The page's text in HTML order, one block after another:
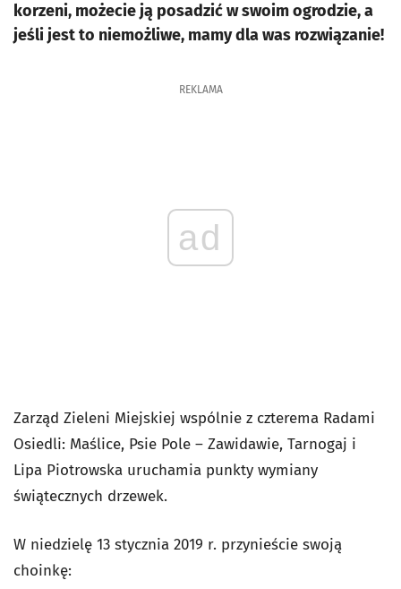
korzeni, możecie ją posadzić w swoim ogrodzie, a
jeśli jest to niemożliwe, mamy dla was rozwiązanie!
REKLAMA
ad
Zarząd Zieleni Miejskiej wspólnie z czterema Radami
Osiedli: Maślice, Psie Pole – Zawidawie, Tarnogaj i
Lipa Piotrowska uruchamia punkty wymiany
świątecznych drzewek.
W niedzielę 13 stycznia 2019 r. przynieście swoją
choinkę: